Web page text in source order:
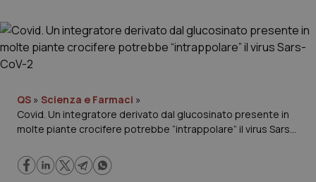
Cronache
Governo e Parlamento
Regioni e Asl
Lavoro e Professioni
QS » Scienza e Farmaci »
Covid. Un integratore derivato dal glucosinato presente in
molte piante crocifere potrebbe “intrappolare” il virus Sars-